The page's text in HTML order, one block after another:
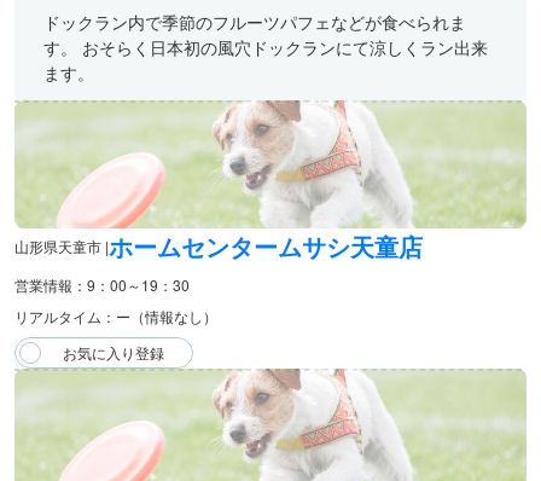
ドックラン内で季節のフルーツパフェなどが食べられま
す。 おそらく日本初の風穴ドックランにて涼しくラン出来
ます。
山形県天童市 |ホームセンタームサシ天童店
営業情報：9：00～19：30
リアルタイム：ー（情報なし）